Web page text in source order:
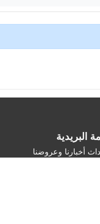
البريدية
أخبارنا وعروضنا